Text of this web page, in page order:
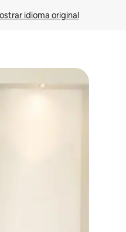
idioma original